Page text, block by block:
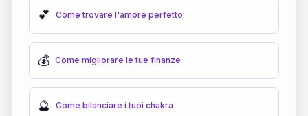
💕 Come trovare l'amore perfetto
💰 Come migliorare le tue finanze
🔮 Come bilanciare i tuoi chakra